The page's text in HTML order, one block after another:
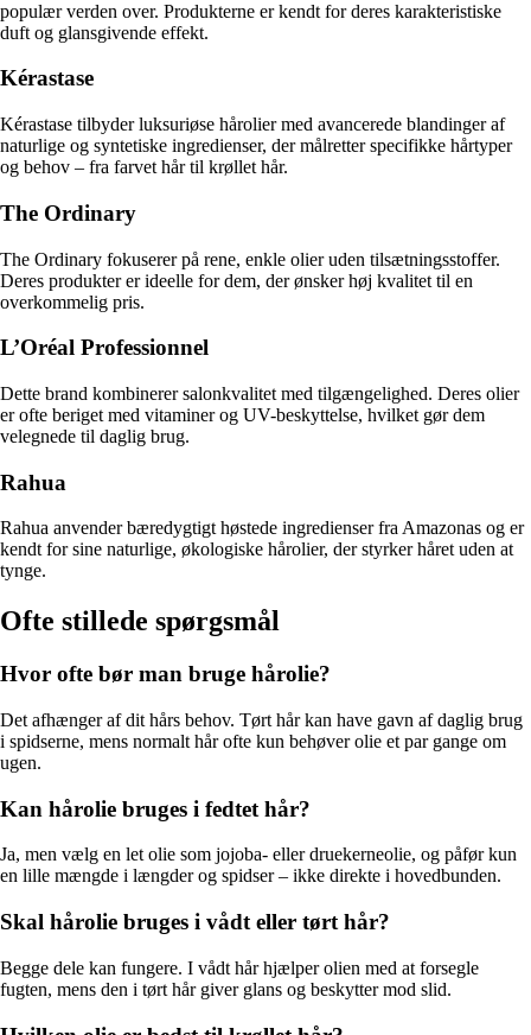
populær verden over. Produkterne er kendt for deres karakteristiske
duft og glansgivende effekt.
Kérastase
Kérastase tilbyder luksuriøse hårolier med avancerede blandinger af
naturlige og syntetiske ingredienser, der målretter specifikke hårtyper
og behov – fra farvet hår til krøllet hår.
The Ordinary
The Ordinary fokuserer på rene, enkle olier uden tilsætningsstoffer.
Deres produkter er ideelle for dem, der ønsker høj kvalitet til en
overkommelig pris.
L’Oréal Professionnel
Dette brand kombinerer salonkvalitet med tilgængelighed. Deres olier
er ofte beriget med vitaminer og UV-beskyttelse, hvilket gør dem
velegnede til daglig brug.
Rahua
Rahua anvender bæredygtigt høstede ingredienser fra Amazonas og er
kendt for sine naturlige, økologiske hårolier, der styrker håret uden at
tynge.
Ofte stillede spørgsmål
Hvor ofte bør man bruge hårolie?
Det afhænger af dit hårs behov. Tørt hår kan have gavn af daglig brug
i spidserne, mens normalt hår ofte kun behøver olie et par gange om
ugen.
Kan hårolie bruges i fedtet hår?
Ja, men vælg en let olie som jojoba- eller druekerneolie, og påfør kun
en lille mængde i længder og spidser – ikke direkte i hovedbunden.
Skal hårolie bruges i vådt eller tørt hår?
Begge dele kan fungere. I vådt hår hjælper olien med at forsegle
fugten, mens den i tørt hår giver glans og beskytter mod slid.